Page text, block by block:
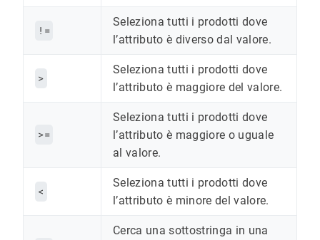
!=
Seleziona tutti i prodotti dove
l’attributo è diverso dal valore.
>
Seleziona tutti i prodotti dove
l’attributo è maggiore del valore.
>=
Seleziona tutti i prodotti dove
l’attributo è maggiore o uguale
al valore.
<
Seleziona tutti i prodotti dove
l’attributo è minore del valore.
Cerca una sottostringa in una